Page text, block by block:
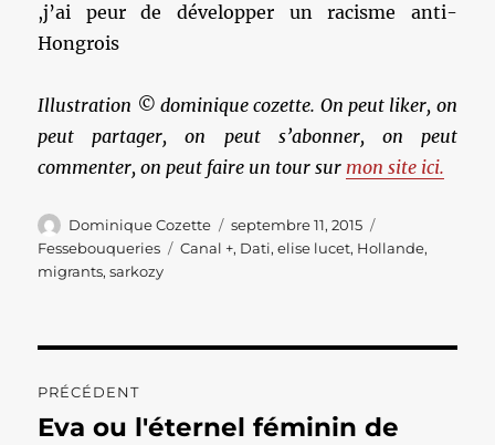
,j’ai peur de développer un racisme anti-
Hongrois
Illustration © dominique cozette. On peut liker, on
peut partager, on peut s’abonner, on peut
commenter, on peut faire un tour sur mon site ici.
Auteur
Dominique Cozette
Publié
le
septembre 11, 2015
Fessebouqueries
Étiquettes
Canal +, Dati,elise lucet, Hollande,
migrants,sarkozy
de
PRÉCÉDENT
Publication
Eva ou l'éternel féminin de